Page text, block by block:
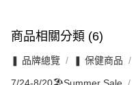
商品相關分類 (6)
❚ 品牌總覽 ❚ 保健商品